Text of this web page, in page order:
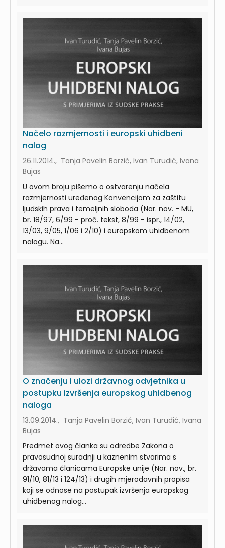
Načelo razmjernosti i europski uhidbeni
nalog
26.11.2014., Tanja Pavelin Borzić, Ivan Turudić, Ivana
Bujas
U ovom broju pišemo o ostvarenju načela
razmjernosti uređenog Konvencijom za zaštitu
ljudskih prava i temeljnih sloboda (Nar. nov. - MU,
br. 18/97, 6/99 - proč. tekst, 8/99 - ispr., 14/02,
13/03, 9/05, 1/06 i 2/10) i europskom uhidbenom
nalogu. Na...
O značenju i ulozi državnog odvjetnika u
postupku izvršenja europskog uhidbenog
naloga
13.09.2014., Tanja Pavelin Borzić, Ivan Turudić, Ivana
Bujas
Predmet ovog članka su odredbe Zakona o
pravosudnoj suradnji u kaznenim stvarima s
državama članicama Europske unije (Nar. nov., br.
91/10, 81/13 i 124/13) i drugih mjerodavnih propisa
koji se odnose na postupak izvršenja europskog
uhidbenog nalog...